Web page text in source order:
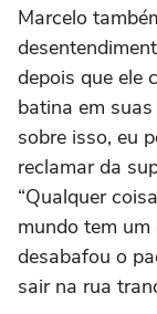
Marcelo
depois que ele
batina em
sobre isso, eu
reclamar da
“Qualquer
mundo tem um
desabafou o
sair na rua